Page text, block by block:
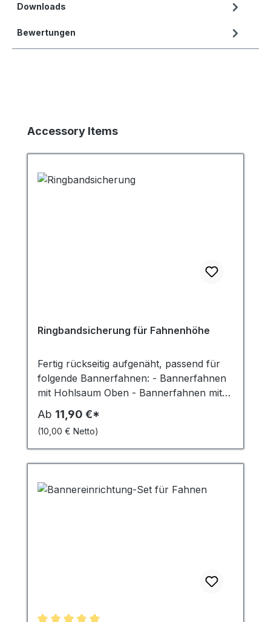
Downloads
Bewertungen
Produktgalerie überspringen
Accessory Items
Ringbandsicherung für Fahnenhöhe
Fertig rückseitig aufgenäht, passend für
folgende Bannerfahnen: - Bannerfahnen
mit Hohlsaum Oben - Bannerfahnen mit
Hohlsaum Oben / Unten Die
Ringbandsicherung wird Mittig und
Rückseitig aufgenäht um ein Aufwehen zu
verhindern. 4 cm breit alle 21,5 cm ein
Metall-Ring Bitte wählen Sie die
Fahnenhöhe und die Anzahl der Fahnen
aus. Der Artikel ist nur in Verbindung mit
Ab 11,90 €*
(10,00 € Netto)